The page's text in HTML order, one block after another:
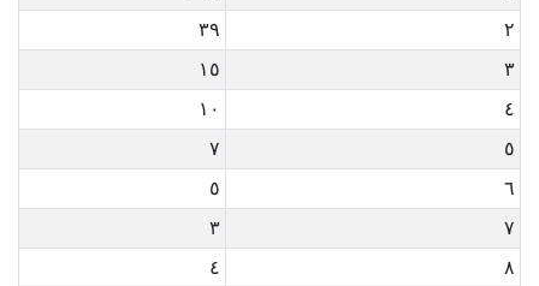
٢
٣٩
٣
١٥
٤
١٠
٥
٧
٦
٥
٧
٣
٨
٤